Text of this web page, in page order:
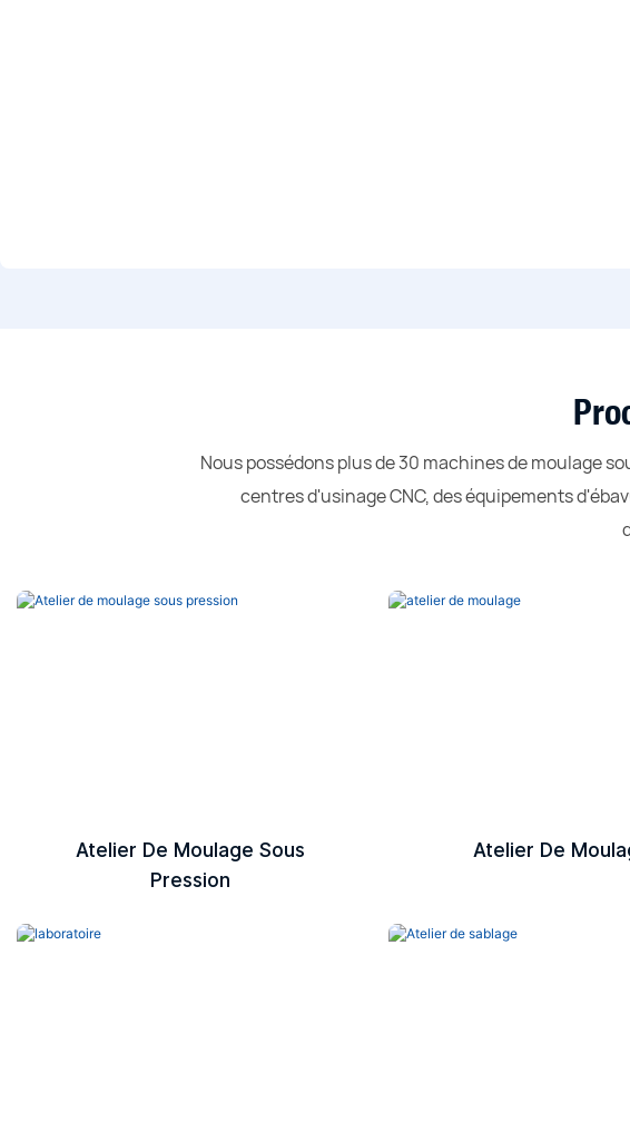
Nous possédons plus de 30 machines de moulage
centres d'usinage CNC, des équipements
Atelier De Moulage Sous
Pression
Atelier De